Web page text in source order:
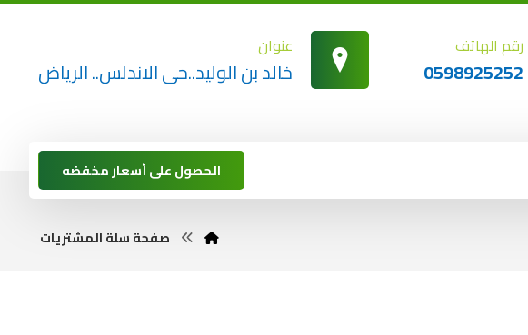
عنوان
خالد بن الوليد..حى الاندلس.. الرياض
رقم الهاتف
0598925252
الحصول على أسعار مخفضه
صفحة سلة المشتريات